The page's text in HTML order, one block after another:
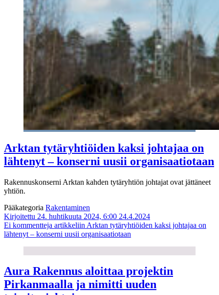
Arktan tytäryhtiöiden kaksi johtajaa on
lähtenyt – konserni uusii organisaatiotaan
Rakennuskonserni Arktan kahden tytäryhtiön johtajat ovat jättäneet
yhtiön.
Pääkategoria Rakentaminen
Kirjoitettu 24. huhtikuuta 2024, 6:00 24.4.2024
Ei kommentteja artikkeliin Arktan tytäryhtiöiden kaksi johtajaa on
lähtenyt – konserni uusii organisaatiotaan
Aura Rakennus aloittaa projektin
Pirkanmaalla ja nimitti uuden